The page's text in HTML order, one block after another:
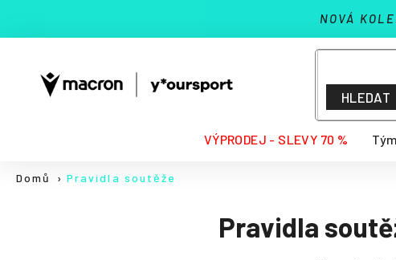
obsah
NOVÁ
HLEDAT
VÝPRODEJ - SLEVY 70 %
Domů Pravidla soutěže
Pravidla
Zpět
obchodu
Zpět
obchodu